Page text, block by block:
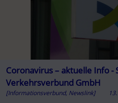
Coronavirus – aktuelle Info -
Verkehrsverbund GmbH
[Informationsverbund, Newslink]